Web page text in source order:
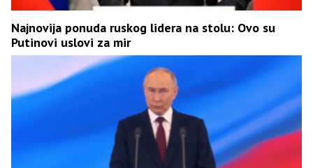
Najnovija ponuda ruskog lidera na stolu: Ovo su
Putinovi uslovi za mir